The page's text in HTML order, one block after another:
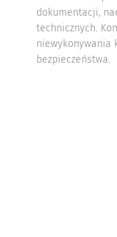
dokumentacji,
technicznych.
niewykonywania
bezpieczeństwa.